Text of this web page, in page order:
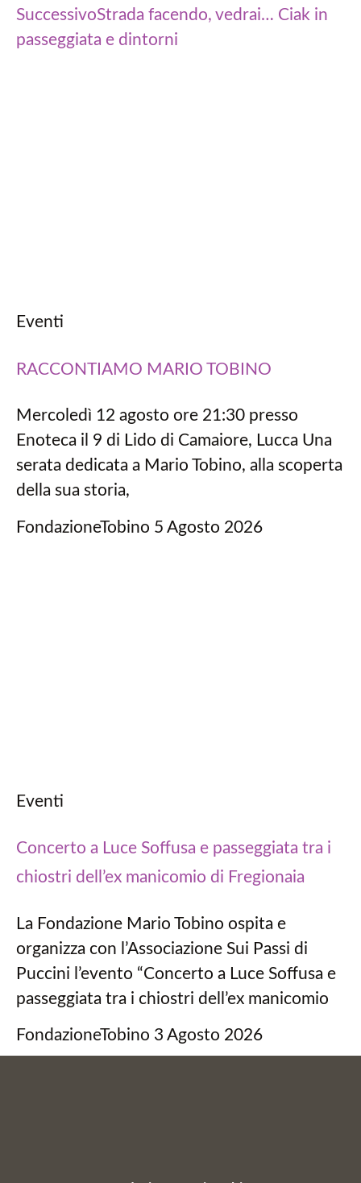
SuccessivoStrada facendo, vedrai… Ciak in
passeggiata e dintorni
Eventi
RACCONTIAMO MARIO TOBINO
Mercoledì 12 agosto ore 21:30 presso
Enoteca il 9 di Lido di Camaiore, Lucca Una
serata dedicata a Mario Tobino, alla scoperta
della sua storia,
FondazioneTobino 5 Agosto 2026
Eventi
Concerto a Luce Soffusa e passeggiata tra i
chiostri dell’ex manicomio di Fregionaia
La Fondazione Mario Tobino ospita e
organizza con l’Associazione Sui Passi di
Puccini l’evento “Concerto a Luce Soffusa e
passeggiata tra i chiostri dell’ex manicomio
FondazioneTobino 3 Agosto 2026